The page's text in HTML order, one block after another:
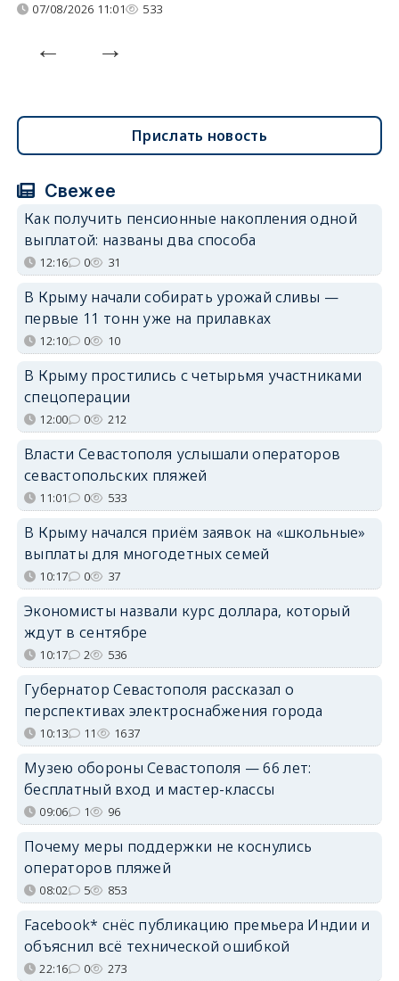
07/08/2026 11:01 533
Прислать новость
Свежее
Как получить пенсионные накопления одной
выплатой: названы два способа
12:16 0 31
В Крыму начали собирать урожай сливы —
первые 11 тонн уже на прилавках
12:10 0 10
В Крыму простились с четырьмя участниками
спецоперации
12:00 0 212
Власти Севастополя услышали операторов
севастопольских пляжей
11:01 0 533
В Крыму начался приём заявок на «школьные»
выплаты для многодетных семей
10:17 0 37
Экономисты назвали курс доллара, который
ждут в сентябре
10:17 2 536
Губернатор Севастополя рассказал о
перспективах электроснабжения города
10:13 11 1637
Музею обороны Севастополя — 66 лет:
бесплатный вход и мастер-классы
09:06 1 96
Почему меры поддержки не коснулись
операторов пляжей
08:02 5 853
Facebook* снёс публикацию премьера Индии и
объяснил всё технической ошибкой
22:16 0 273